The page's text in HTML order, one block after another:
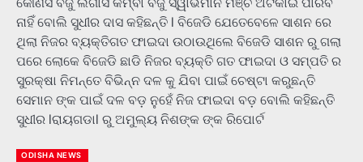
ନାହିଁ ବୋଲି ସୁଧୀର ଦାସ କହିଛନ୍ତି l ବିଜେଡି ଯେତେବେଳେ ସାଶନ ରେ
ଥିଲା ନିଜର ବ୍ୟକ୍ତିଗତ ଫାଇଦା ଉଠାଉଥିଲେ ବିଜେଡି ସାଶନ ରୁ ଗଲା
ପରେ ଲୋକେ ବିଜେଡି ଛାଡି ନିଜର ବ୍ୟକ୍ତି ଗତ ଫାଇଦା ଓ ସମ୍ପତି ର
ସୁରକ୍ଷା ନିମନ୍ତେ ବିଭିନ୍ନ ଦଳ କୁ ଯିବା ପାଇଁ ଚେଷ୍ଟା କରୁଛନ୍ତି
ସେମାନ ଙ୍କ ପାଇଁ ଦଳ ବଡ଼ ନୁହେଁ ନିଜ ଫାଇଦା ବଡ଼ ବୋଲି କହିଛନ୍ତି
ସୁଧୀର lରାୟଗଡାl ରୁ ଅମୁଲ୍ୟ ନିଶଙ୍କ ଙ୍କ ରିପୋର୍ଟ
ODISHA NEWS